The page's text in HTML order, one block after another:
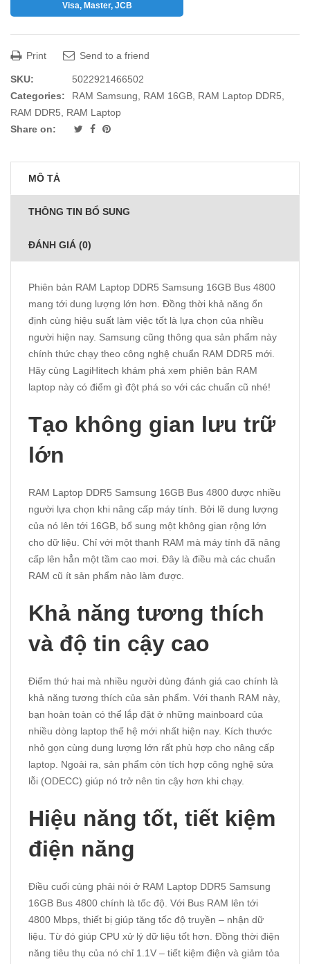
Visa, Master, JCB
Print Send to a friend
SKU:
5022921466502
Categories:
RAM Samsung, RAM 16GB, RAM Laptop DDR5,
RAM DDR5, RAM Laptop
Share on:
MÔ TẢ
THÔNG TIN BỔ SUNG
ĐÁNH GIÁ (0)
Phiên bản RAM Laptop DDR5 Samsung 16GB Bus 4800
mang tới dung lượng lớn hơn. Đồng thời khả năng ổn
định cùng hiệu suất làm việc tốt là lựa chọn của nhiều
người hiện nay. Samsung cũng thông qua sản phẩm này
chính thức chạy theo công nghệ chuẩn RAM DDR5 mới.
Hãy cùng LagiHitech khám phá xem phiên bản RAM
laptop này có điểm gì đột phá so với các chuẩn cũ nhé!
Tạo không gian lưu trữ
lớn
RAM Laptop DDR5 Samsung 16GB Bus 4800 được nhiều
người lựa chọn khi nâng cấp máy tính. Bởi lẽ dung lượng
của nó lên tới 16GB, bổ sung một không gian rộng lớn
cho dữ liệu. Chỉ với một thanh RAM mà máy tính đã nâng
cấp lên hẳn một tầm cao mơi. Đây là điều mà các chuẩn
RAM cũ ít sản phẩm nào làm được.
Khả năng tương thích
và độ tin cậy cao
Điểm thứ hai mà nhiều người dùng đánh giá cao chính là
khả năng tương thích của sản phẩm. Với thanh RAM này,
bạn hoàn toàn có thể lắp đặt ở những mainboard của
nhiều dòng laptop thế hệ mới nhất hiện nay. Kích thước
nhỏ gọn cùng dung lượng lớn rất phù hợp cho nâng cấp
laptop. Ngoài ra, sản phẩm còn tích hợp công nghệ sửa
lỗi (ODECC) giúp nó trở nên tin cậy hơn khi chạy.
Hiệu năng tốt, tiết kiệm
điện năng
Điều cuối cùng phải nói ở RAM Laptop DDR5 Samsung
16GB Bus 4800 chính là tốc độ. Với Bus RAM lên tới
4800 Mbps, thiết bị giúp tăng tốc độ truyền – nhận dữ
liệu. Từ đó giúp CPU xử lý dữ liệu tốt hơn. Đồng thời điện
năng tiêu thụ của nó chỉ 1.1V – tiết kiệm điện và giảm tỏa